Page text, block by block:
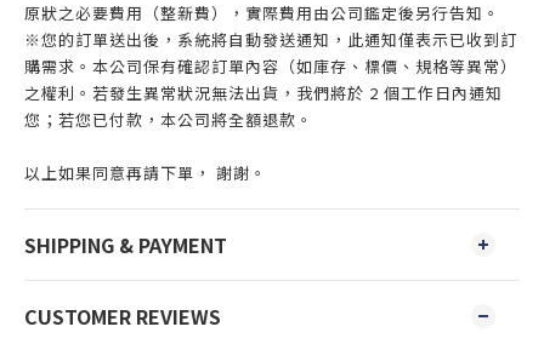
原狀之必要費用（整新費），實際費用由公司鑑定後另行告知。
※您的訂單送出後，系統將自動發送通知，此通知僅表示已收到訂
購需求。本公司保有確認訂單內容（如庫存、標價、規格等異常）
之權利。若發生異常狀況無法出貨，我們將於 2 個工作日內通知
您；若您已付款，本公司將全額退款。
以上如果同意再請下單， 謝謝。
SHIPPING & PAYMENT
CUSTOMER REVIEWS